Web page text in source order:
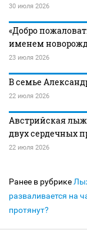
30 июля 2026
«Добро
именем
23 июля 2026
В семье
22 июля 2026
Австрийская
двух сердечных
22 июля 2026
Ранее в рубрике
разваливается на
протянут?